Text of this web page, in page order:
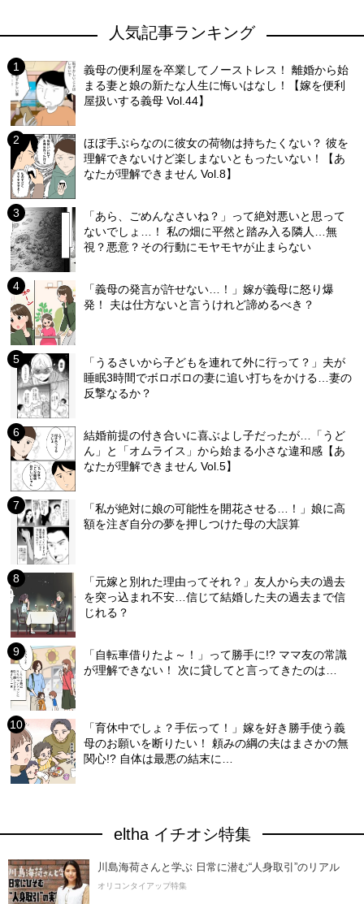
人気記事ランキング
義母の便利屋を卒業してノーストレス！ 離婚から始
まる妻と娘の新たな人生に悔いはなし！【嫁を便利
屋扱いする義母 Vol.44】
ほぼ手ぶらなのに彼女の荷物は持ちたくない？ 彼を
理解できないけど楽しまないともったいない！【あ
なたが理解できません Vol.8】
「あら、ごめんなさいね？」って絶対悪いと思って
ないでしょ…！ 私の畑に平然と踏み入る隣人…無
視？悪意？その行動にモヤモヤが止まらない
「義母の発言が許せない…！」嫁が義母に怒り爆
発！ 夫は仕方ないと言うけれど諦めるべき？
「うるさいから子どもを連れて外に行って？」夫が
睡眠3時間でボロボロの妻に追い打ちをかける…妻の
反撃なるか？
結婚前提の付き合いに喜ぶよし子だったが…「うど
ん」と「オムライス」から始まる小さな違和感【あ
なたが理解できません Vol.5】
「私が絶対に娘の可能性を開花させる…！」娘に高
額を注ぎ自分の夢を押しつけた母の大誤算
「元嫁と別れた理由ってそれ？」友人から夫の過去
を突っ込まれ不安…信じて結婚した夫の過去まで信
じれる？
「自転車借りたよ～！」って勝手に!? ママ友の常識
が理解できない！ 次に貸してと言ってきたのは…
「育休中でしょ？手伝って！」嫁を好き勝手使う義
母のお願いを断りたい！ 頼みの綱の夫はまさかの無
関心!? 自体は最悪の結末に…
eltha イチオシ特集
川島海荷さんと学ぶ 日常に潜む“人身取引”のリアル
オリコンタイアップ特集